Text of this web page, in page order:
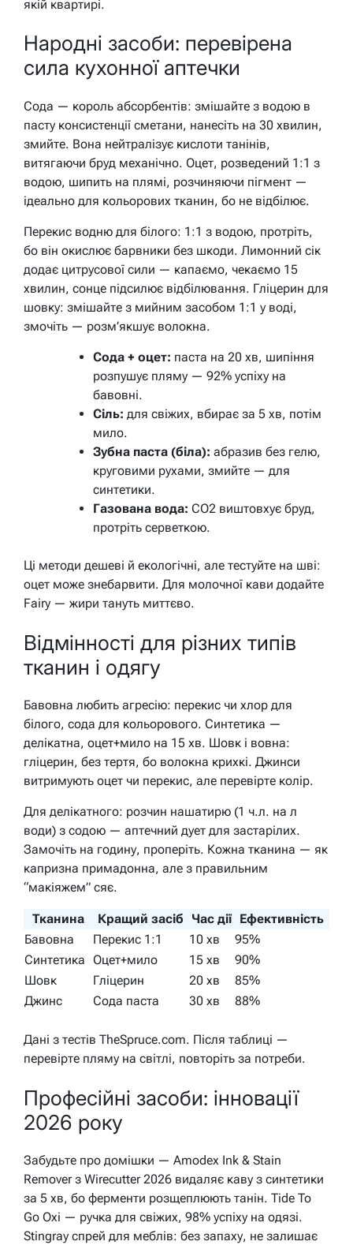
якій квартирі.
Народні засоби: перевірена
сила кухонної аптечки
Сода — король абсорбентів: змішайте з водою в
пасту консистенції сметани, нанесіть на 30 хвилин,
змийте. Вона нейтралізує кислоти танінів,
витягаючи бруд механічно. Оцет, розведений 1:1 з
водою, шипить на плямі, розчиняючи пігмент —
ідеально для кольорових тканин, бо не відбілює.
Перекис водню для білого: 1:1 з водою, протріть,
бо він окислює барвники без шкоди. Лимонний сік
додає цитрусової сили — капаємо, чекаємо 15
хвилин, сонце підсилює відбілювання. Гліцерин для
шовку: змішайте з мийним засобом 1:1 у воді,
змочіть — розм’якшує волокна.
Сода + оцет: паста на 20 хв, шипіння
розпушує пляму — 92% успіху на
бавовні.
Сіль: для свіжих, вбирає за 5 хв, потім
мило.
Зубна паста (біла): абразив без гелю,
круговими рухами, змийте — для
синтетики.
Газована вода: CO2 виштовхує бруд,
протріть серветкою.
Ці методи дешеві й екологічні, але тестуйте на шві:
оцет може знебарвити. Для молочної кави додайте
Fairy — жири тануть миттєво.
Відмінності для різних типів
тканин і одягу
Бавовна любить агресію: перекис чи хлор для
білого, сода для кольорового. Синтетика —
делікатна, оцет+мило на 15 хв. Шовк і вовна:
гліцерин, без тертя, бо волокна крихкі. Джинси
витримують оцет чи перекис, але перевірте колір.
Для делікатного: розчин нашатирю (1 ч.л. на л
води) з содою — аптечний дует для застарілих.
Замочіть на годину, проперіть. Кожна тканина — як
капризна примадонна, але з правильним
“макіяжем” сяє.
Тканина Кращий засіб Час дії
Ефективність
Бавовна
Перекис 1:1 10 хв
95%
Синтетика Оцет+мило 15 хв
90%
Шовк
Гліцерин 20 хв
85%
Джинс
Сода паста 30 хв 88%
Дані з тестів TheSpruce.com. Після таблиці —
перевірте пляму на світлі, повторіть за потреби.
Професійні засоби: інновації
2026 року
Забудьте про домішки — Amodex Ink & Stain
Remover з Wirecutter 2026 видаляє каву з синтетики
за 5 хв, бо ферменти розщеплюють танін. Tide To
Go Oxi — ручка для свіжих, 98% успіху на одязі.
Stingray спрей для меблів: без запаху, не залишає